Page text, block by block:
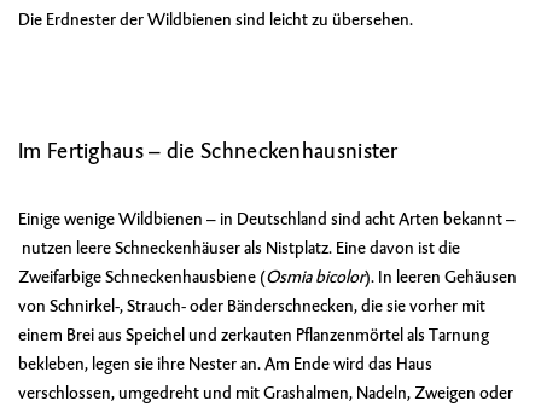
Die Erdnester der Wildbienen sind leicht zu übersehen.
Im Fertighaus – die Schneckenhausnister
Einige wenige Wildbienen – in Deutschland sind acht Arten bekannt –
nutzen leere Schneckenhäuser als Nistplatz. Eine davon ist die
Zweifarbige Schneckenhausbiene (Osmia bicolor). In leeren Gehäusen
von Schnirkel-, Strauch- oder Bänderschnecken, die sie vorher mit
einem Brei aus Speichel und zerkauten Pflanzenmörtel als Tarnung
bekleben, legen sie ihre Nester an. Am Ende wird das Haus
verschlossen, umgedreht und mit Grashalmen, Nadeln, Zweigen oder